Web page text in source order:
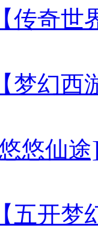
【传奇
【梦幻
悠仙
【五开